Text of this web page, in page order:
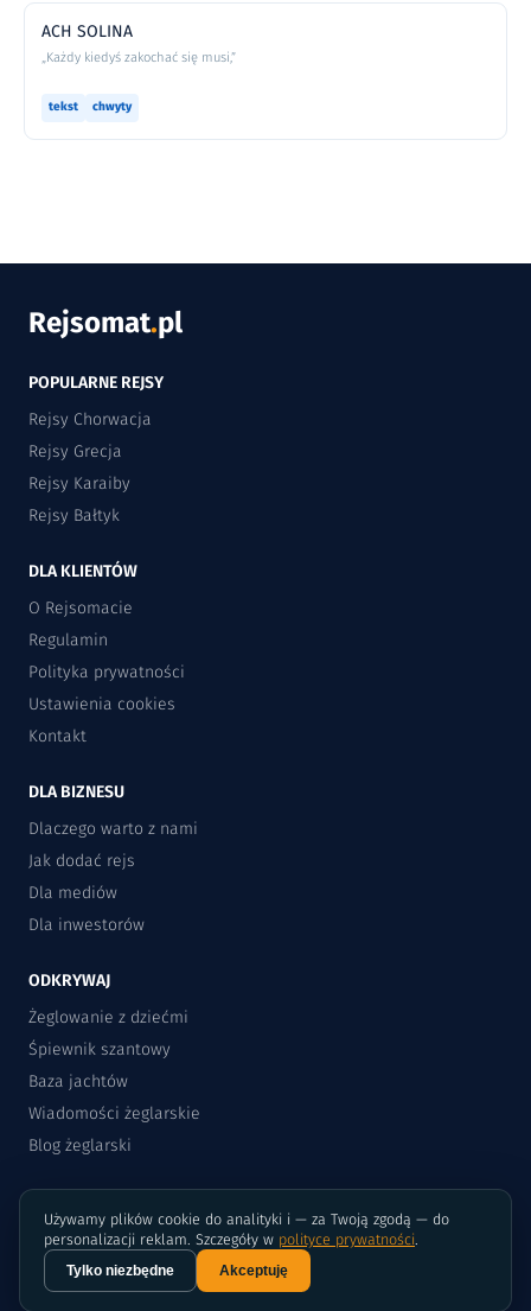
Używamy plików cookie do analityki i — za Twoją zgodą — do
personalizacji reklam. Szczegóły w polityce prywatności.
Tylko niezbędne Akceptuję
ACH SOLINA
„Każdy kiedyś zakochać się musi,”
tekst chwyty
Rejsomat.pl
POPULARNE REJSY
Rejsy Chorwacja
Rejsy Grecja
Rejsy Karaiby
Rejsy Bałtyk
DLA KLIENTÓW
O Rejsomacie
Regulamin
Polityka prywatności
Ustawienia cookies
Kontakt
DLA BIZNESU
Dlaczego warto z nami
Jak dodać rejs
Dla mediów
Dla inwestorów
ODKRYWAJ
Żeglowanie z dziećmi
Śpiewnik szantowy
Baza jachtów
Wiadomości żeglarskie
Blog żeglarski
©2015-2026 Rejsomat.pl